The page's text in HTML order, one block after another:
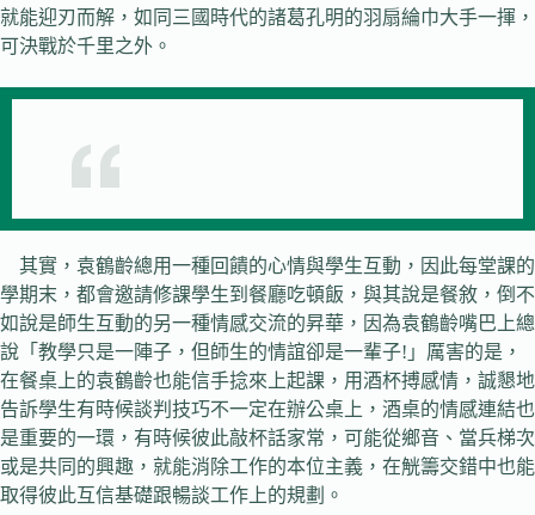
就能迎刃而解，如同三國時代的諸葛孔明的羽扇綸巾大手一揮，
可決戰於千里之外。
其實，袁鶴齡總用一種回饋的心情與學生互動，因此每堂課的
學期末，都會邀請修課學生到餐廳吃頓飯，與其說是餐敘，倒不
如說是師生互動的另一種情感交流的昇華，因為袁鶴齡嘴巴上總
說「教學只是一陣子，但師生的情誼卻是一輩子!」厲害的是，
在餐桌上的袁鶴齡也能信手捻來上起課，用酒杯搏感情，誠懇地
告訴學生有時候談判技巧不一定在辦公桌上，酒桌的情感連結也
是重要的一環，有時候彼此敲杯話家常，可能從鄉音、當兵梯次
或是共同的興趣，就能消除工作的本位主義，在觥籌交錯中也能
取得彼此互信基礎跟暢談工作上的規劃。